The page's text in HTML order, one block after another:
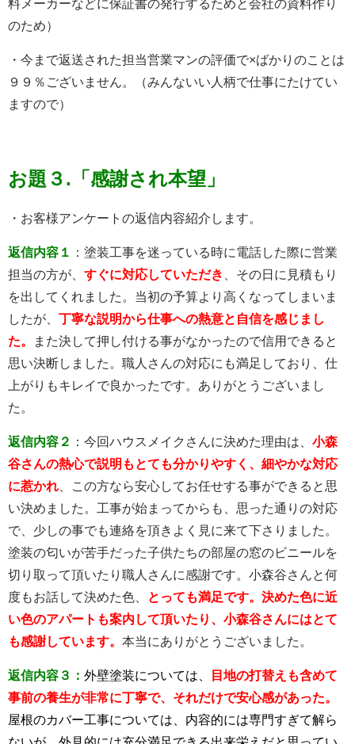
料メーカーなどに保証書の発行するためと会社の資料作り
のため）
・今まで返送された担当営業マンの評価で×ばかりのことは
９９％ございません。（みんないい人柄で仕事にたけてい
ますので）
お題３.「感謝され本望」
・お客様アンケートの返信内容紹介します。
返信内容１ ：塗装工事を迷っている時に電話した際に営業
担当の方が、 すぐに対応していただき
、その日に見積もり
を出してくれました。当初の予算より高くなってしまいま
したが、 丁寧な説明から仕事への熱意と自信を感じまし
た。
また決して押し付ける事がなかったので信用できると
思い決断しました。職人さんの対応にも満足しており、仕
上がりもキレイで良かったです。ありがとうございまし
た。
返信内容２ ：今回ハウスメイクさんに決めた理由は、 小森
谷さんの熱心で説明もとても分かりやすく、細やかな対応
に惹かれ 、この方なら安心してお任せする事ができると思
い決めました。工事が始まってからも、思った通りの対応
で、少しの事でも連絡を頂きよく見に来て下さりました。
塗装の匂いが苦手だった子供たちの部屋の窓のビニールを
切り取って頂いたり職人さんに感謝です。小森谷さんと何
度もお話して決めた色、
とっても満足です。決めた色に近
い色のアパートも案内して頂いたり、小森谷さんにはとて
も感謝しています。 本当にありがとうございました。
返信内容３： 外壁塗装については、
目地の打替えも含めて
事前の養生が非常に丁寧で、それだけで安心感があった。
屋根のカバー工事については、内容的には専門すぎて解ら